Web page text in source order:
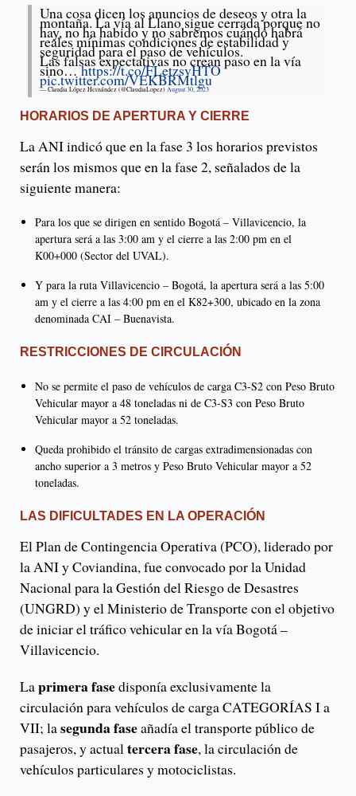
Una cosa dicen los anuncios de deseos y otra la
montaña. La vía al Llano sigue cerrada porque no
hay, no ha habido y no sabremos cuándo habrá
reales mínimas condiciones de estabilidad y
seguridad para el paso de vehículos.
Las falsas expectativas no crean paso en la vía
sino…https://t.co/FLetzsvHTO
pic.twitter.com/VEKBRMtlgu
— Claudia López Hernández (@ClaudiaLopez) August 30, 2023
HORARIOS DE APERTURA Y CIERRE
La ANI indicó que en la fase 3 los horarios previstos
serán los mismos que en la fase 2, señalados de la
siguiente manera:
Para los que se dirigen en sentido Bogotá – Villavicencio, la
apertura será a las 3:00 am y el cierre a las 2:00 pm en el
K00+000 (Sector del UVAL).
Y para la ruta Villavicencio – Bogotá, la apertura será a las 5:00
am y el cierre a las 4:00 pm en el K82+300, ubicado en la zona
denominada CAI – Buenavista.
RESTRICCIONES DE CIRCULACIÓN
No se permite el paso de vehículos de carga C3-S2 con Peso Bruto
Vehicular mayor a 48 toneladas ni de C3-S3 con Peso Bruto
Vehicular mayor a 52 toneladas.
Queda prohibido el tránsito de cargas extradimensionadas con
ancho superior a 3 metros y Peso Bruto Vehicular mayor a 52
toneladas.
LAS DIFICULTADES EN LA OPERACIÓN
El Plan de Contingencia Operativa (PCO), liderado por
la ANI y Coviandina, fue convocado por la Unidad
Nacional para la Gestión del Riesgo de Desastres
(UNGRD) y el Ministerio de Transporte con el objetivo
de iniciar el tráfico vehicular en la vía Bogotá –
Villavicencio.
Laprimera fasedisponía exclusivamente la
circulación para vehículos de carga CATEGORÍAS I a
VII; lasegunda faseañadía el transporte público de
pasajeros, y actualtercera fase, la circulación de
vehículos particulares y motociclistas.